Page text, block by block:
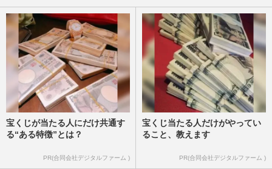
宝くじが当たる人にだけ共通す
る“ある特徴”とは？
PR(合同会社デジタルファーム )
宝くじ当たる人だけがやってい
ること、教えます
PR(合同会社デジタルファーム )